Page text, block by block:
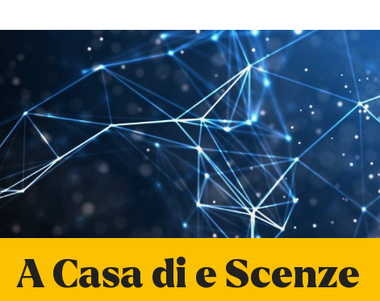
A Casa di e Scenze